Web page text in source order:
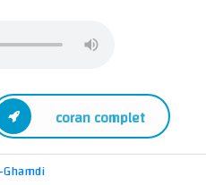
coran complet